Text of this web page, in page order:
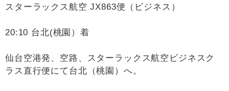
スターラックス航空 JX863便（ビジネス）
20:10 台北(桃園）着
仙台空港発、空路、スターラックス航空ビジネスク
ラス直行便にて台北（桃園）へ。